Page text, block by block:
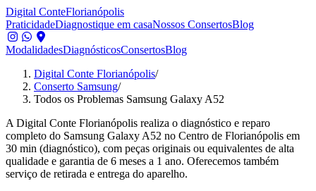
Digital ConteFlorianópolis
PraticidadeDiagnostique em casaNossos ConsertosBlog
ModalidadesDiagnósticosConsertosBlog
Digital Conte Florianópolis/
Conserto Samsung/
Todos os Problemas Samsung Galaxy A52
A Digital Conte Florianópolis realiza o diagnóstico e reparo
completo do Samsung Galaxy A52 no Centro de Florianópolis em
30 min (diagnóstico), com peças originais ou equivalentes de alta
qualidade e garantia de 6 meses a 1 ano. Oferecemos também
serviço de retirada e entrega do aparelho.